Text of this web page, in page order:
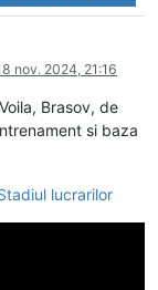
nov. 2024, 21:16
Brasov, de
si baza
lucrarilor